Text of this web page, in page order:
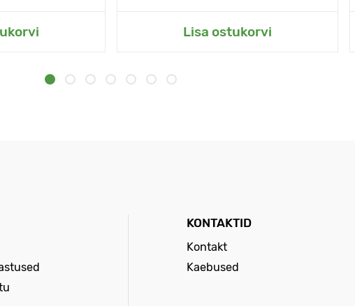
Lisa ostukorvi
KONTAKTID
Kontakt
Kaebused